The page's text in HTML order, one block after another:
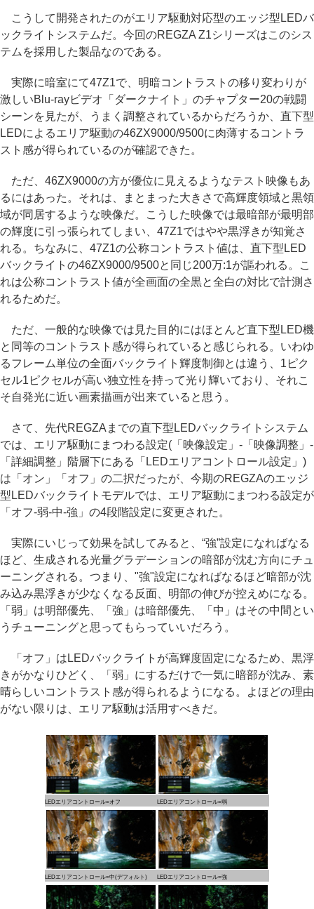
こうして開発されたのがエリア駆動対応型のエッジ型LEDバ
ックライトシステムだ。今回のREGZA Z1シリーズはこのシス
テムを採用した製品なのである。
実際に暗室にて47Z1で、明暗コントラストの移り変わりが
激しいBlu-rayビデオ「ダークナイト」のチャプター20の戦闘
シーンを見たが、うまく調整されているからだろうか、直下型
LEDによるエリア駆動の46ZX9000/9500に肉薄するコントラ
スト感が得られているのが確認できた。
ただ、46ZX9000の方が優位に見えるようなテスト映像もあ
るにはあった。それは、まとまった大きさで高輝度領域と黒領
域が同居するような映像だ。こうした映像では最暗部が最明部
の輝度に引っ張られてしまい、47Z1ではやや黒浮きが知覚さ
れる。ちなみに、47Z1の公称コントラスト値は、直下型LED
バックライトの46ZX9000/9500と同じ200万:1が謳われる。こ
れは公称コントラスト値が全画面の全黒と全白の対比で計測さ
れるためだ。
ただ、一般的な映像では見た目的にはほとんど直下型LED機
と同等のコントラスト感が得られていると感じられる。いわゆ
るフレーム単位の全面バックライト輝度制御とは違う、1ピク
セル1ピクセルが高い独立性を持って光り輝いており、それこ
そ自発光に近い画素描画が出来ていると思う。
さて、先代REGZAまでの直下型LEDバックライトシステム
では、エリア駆動にまつわる設定(「映像設定」-「映像調整」-
「詳細調整」階層下にある「LEDエリアコントロール設定」)
は「オン」「オフ」の二択だったが、今期のREGZAのエッジ
型LEDバックライトモデルでは、エリア駆動にまつわる設定が
「オフ-弱-中-強」の4段階設定に変更された。
実際にいじって効果を試してみると、“強”設定になればなる
ほど、生成される光量グラデーションの暗部が沈む方向にチュ
ーニングされる。つまり、"強"設定になればなるほど暗部が沈
み込み黒浮きが少なくなる反面、明部の伸びが控えめになる。
「弱」は明部優先、「強」は暗部優先、「中」はその中間とい
うチューニングと思ってもらっていいだろう。
「オフ」はLEDバックライトが高輝度固定になるため、黒浮
きがかなりひどく、「弱」にするだけで一気に暗部が沈み、素
晴らしいコントラスト感が得られるようになる。よほどの理由
がない限りは、エリア駆動は活用すべきだ。
LEDエリアコントロール=オフ LEDエリアコントロール=弱
LEDエリアコントロール=中(デフォルト) LEDエリアコントロール=強